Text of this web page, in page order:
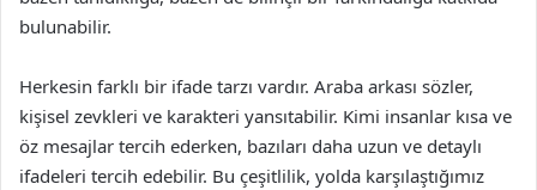
bulunabilir.
Herkesin farklı bir ifade tarzı vardır. Araba arkası sözler,
kişisel zevkleri ve karakteri yansıtabilir. Kimi insanlar kısa ve
öz mesajlar tercih ederken, bazıları daha uzun ve detaylı
ifadeleri tercih edebilir. Bu çeşitlilik, yolda karşılaştığımız